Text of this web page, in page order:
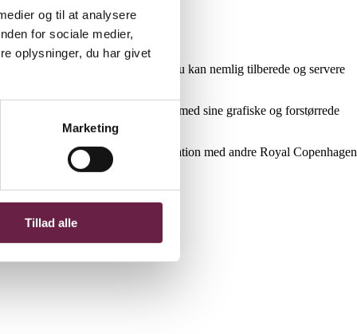
og til at analysere
for sociale medier,
oplysninger, du har givet
Marketing
Tillad alle
retter fra et fad til et andet. Du kan nemlig tilberede og servere
Musselmalet Riflet. Det fortryller med sine grafiske og forstørrede
og fungerer også flot i kombination med andre Royal Copenhagen